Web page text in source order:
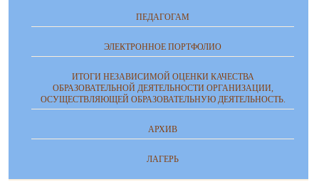
ПЕДАГОГАМ
ЭЛЕКТРОННОЕ ПОРТФОЛИО
ИТОГИ НЕЗАВИСИМОЙ ОЦЕНКИ КАЧЕСТВА
ОБРАЗОВАТЕЛЬНОЙ ДЕЯТЕЛЬНОСТИ ОРГАНИЗАЦИИ,
ОСУЩЕСТВЛЯЮЩЕЙ ОБРАЗОВАТЕЛЬНУЮ ДЕЯТЕЛЬНОСТЬ.
АРХИВ
ЛАГЕРЬ